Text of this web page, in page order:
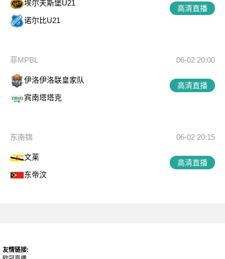
埃尔夫斯堡U21
诺尔比U21
高清直播
菲MPBL 06-02 20:00
伊洛伊洛联皇家队
宾南塔塔克
高清直播
东南锦 06-02 20:15
文莱
东帝汶
高清直播
友情链接: